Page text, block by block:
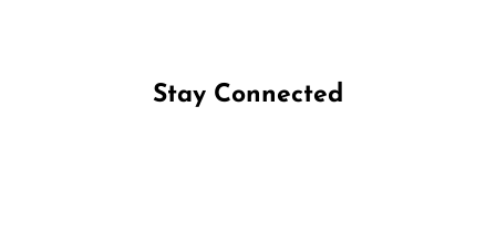
Stay Connected